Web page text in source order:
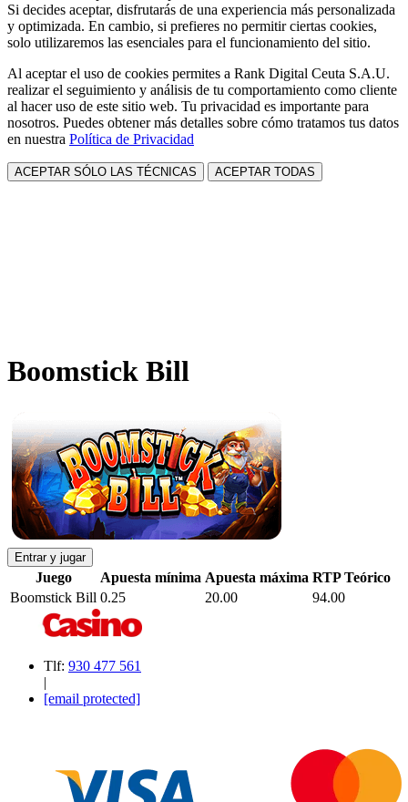
Si decides aceptar, disfrutarás de una experiencia más personalizada
y optimizada. En cambio, si prefieres no permitir ciertas cookies,
solo utilizaremos las esenciales para el funcionamiento del sitio.
Al aceptar el uso de cookies permites a Rank Digital Ceuta S.A.U.
realizar el seguimiento y análisis de tu comportamiento como cliente
al hacer uso de este sitio web. Tu privacidad es importante para
nosotros. Puedes obtener más detalles sobre cómo tratamos tus datos
en nuestra Política de Privacidad
ACEPTAR SÓLO LAS TÉCNICAS ACEPTAR TODAS
Boomstick Bill
Entrar y jugar
Juego Apuesta mínima Apuesta máxima RTP Teórico
Boomstick Bill 0.25 20.00 94.00
Tlf: 930 477 561
|
[email protected]